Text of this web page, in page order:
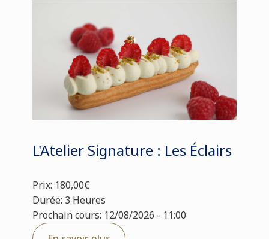
L'Atelier Signature : Les Éclairs
Prix: 180,00€
Durée: 3 Heures
Prochain cours: 12/08/2026 - 11:00